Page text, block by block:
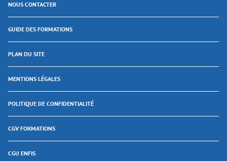
NOUS CONTACTER
GUIDE DES FORMATIONS
PLAN DU SITE
MENTIONS LÉGALES
POLITIQUE DE CONFIDENTIALITÉ
CGV FORMATIONS
CGU ENFIS